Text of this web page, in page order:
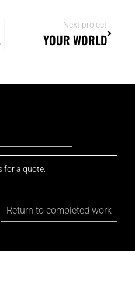
Next project
YOUR WORLD
for a quote.
Return to completed work